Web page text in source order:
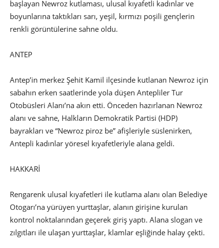
başlayan Newroz kutlaması, ulusal kıyafetli kadınlar ve
boyunlarına taktıkları sarı, yeşil, kırmızı poşili gençlerin
renkli görüntülerine sahne oldu.
ANTEP
Antep’in merkez Şehit Kamil ilçesinde kutlanan Newroz için
sabahın erken saatlerinde yola düşen Antepliler Tur
Otobüsleri Alanı’na akın etti. Önceden hazırlanan Newroz
alanı ve sahne, Halkların Demokratik Partisi (HDP)
bayrakları ve “Newroz piroz be” afişleriyle süslenirken,
Antepli kadınlar yöresel kıyafetleriyle alana geldi.
HAKKARİ
Rengarenk ulusal kıyafetleri ile kutlama alanı olan Belediye
Otogarı’na yürüyen yurttaşlar, alanın girişine kurulan
kontrol noktalarından geçerek giriş yaptı. Alana slogan ve
zılgıtları ile ulaşan yurttaşlar, klamlar eşliğinde halay çekti.